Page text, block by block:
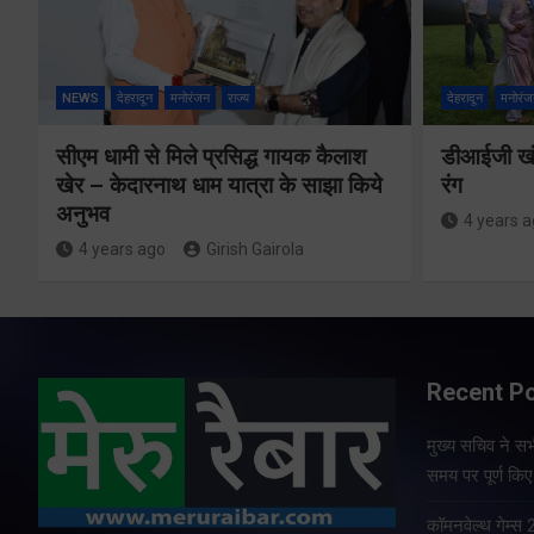
NEWS देहरादून मनोरंजन राज्य
सीएम धामी से मिले प्रसिद्ध गायक कैलाश
खेर – केदारनाथ धाम यात्रा के साझा किये
अनुभव
4 years ago Girish Gairola
देहरादून
डीआईजी
रंग
4 years
Recent
मुख्य सचिव ने
समय पर पूर्ण
कॉमनवेल्थ गेम्स